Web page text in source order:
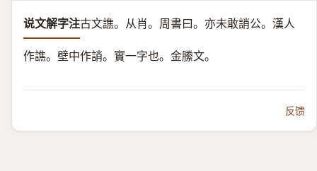
说文解字注古文譙。从肖。周書曰。亦未敢誚公。 漢人
作譙。壁中作誚。實一字也。金縢文。
反馈